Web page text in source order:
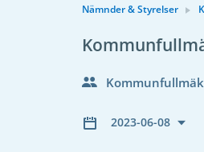
Nämnder & Styrelser
2023-06-08